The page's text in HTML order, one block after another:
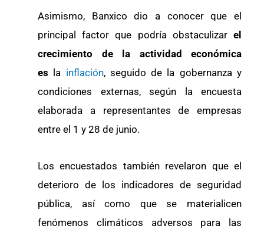
Asimismo, Banxico dio a conocer que el
principal factor que podría obstaculizarel
crecimiento de la actividad económica
es la inflación, seguido de la gobernanza y
condiciones externas, según la encuesta
elaborada a representantes de empresas
entre el 1 y 28 de junio.
Los encuestados también revelaron que el
deterioro de los indicadores de seguridad
pública, así como que se materialicen
fenómenos climáticos adversos para las